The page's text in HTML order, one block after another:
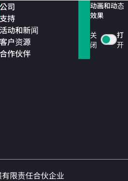
公司
支持
活动和新闻
客户资源
合作伙伴
动画和动态
效果
关
闭
打
开
限责任合伙企业